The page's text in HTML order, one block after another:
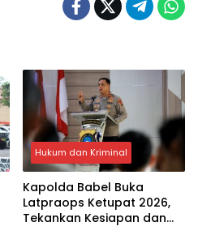
Hukum dan Kriminal
Kapolda Babel Buka
Latpraops Ketupat 2026,
Tekankan Kesiapan dan